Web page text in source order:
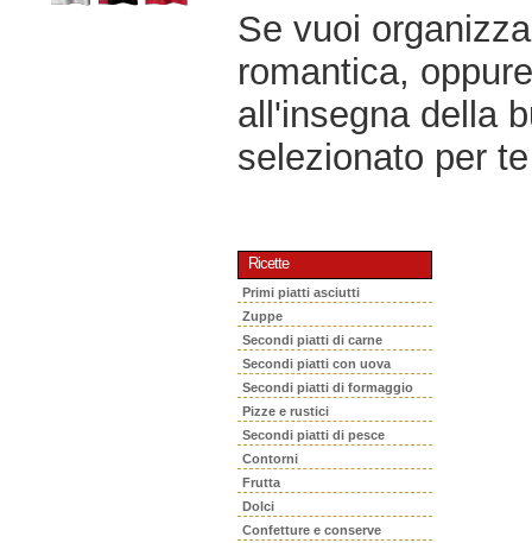
Se vuoi
romantica,
all'insegna della
selezionato per
Ricette
Primi piatti asciutti
Zuppe
Secondi piatti di carne
Secondi piatti con uova
Secondi piatti di formaggio
Pizze e rustici
Secondi piatti di pesce
Contorni
Frutta
Dolci
Confetture e conserve